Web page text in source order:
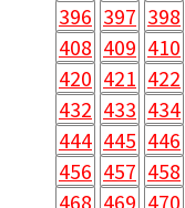
396 397 398
408 409 410
420 421 422
432 433 434
444 445 446
456 457 458
468 469 470